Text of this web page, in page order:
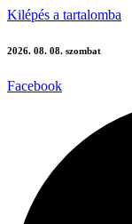
Kilépés a tartalomba
2026. 08. 08. szombat
Facebook